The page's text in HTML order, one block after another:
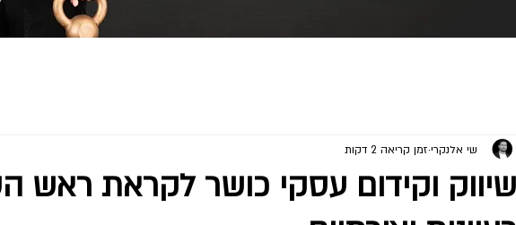
שי אלנקרי זמן קריאה 2 דקות